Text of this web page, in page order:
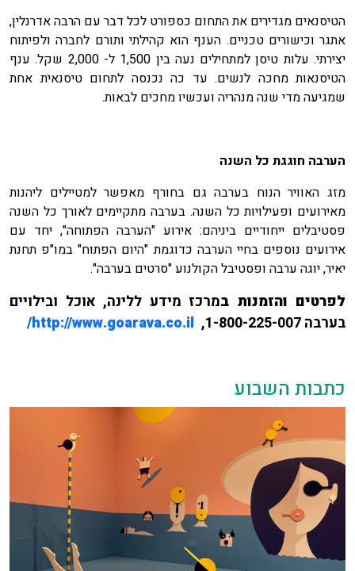
הטיסנאים מגדירים את התחום כספורט לכל דבר עם הרבה אדרנלין,
אתגר וכישורים טכניים. הענף הוא קהילתי ותורם לחברה ולפיתוח
יצירתי.
עלות טיסן למתחילים נעה בין 1,500 ל- 2,000 שקל. ענף
הטיסנאות מחכה לנשים. עד כה נכנסה לתחום טיסנאית אחת
שמגיעה מדי שנה מנהריה ועכשיו מחכים לבאות.
הערבה חוגגת כל השנה
מזג האוויר הנוח בערבה גם בחורף מאפשר למטיילים ליהנות
מאירועים ופעילויות כל השנה. בערבה מתקיימים לאורך כל השנה
פסטיבלים ייחודיים ביניהם: אירוע "הערבה הפתוחה", יחד עם
אירועים נוספים בחיי הערבה כדוגמת "היום הפתוח" במו"פ תחנת
יאיר, יוגה ערבה ופסטיבל הקולנוע "סרטים בערבה".
לפרטים והזמנות במרכז מידע ללינה, אוכל ובילויים
בערבה 1-800-225-007,
http://www.goarava.co.il/
כתבות השבוע